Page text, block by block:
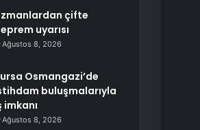
çifte
uyarısı
Ağustos 8, 2026
Osmangazi’de
buluşmalarıyla
imkanı
Ağustos 8, 2026